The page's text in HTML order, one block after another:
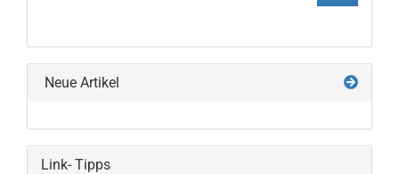
EIN.
Neue Artikel
Link- Tipps